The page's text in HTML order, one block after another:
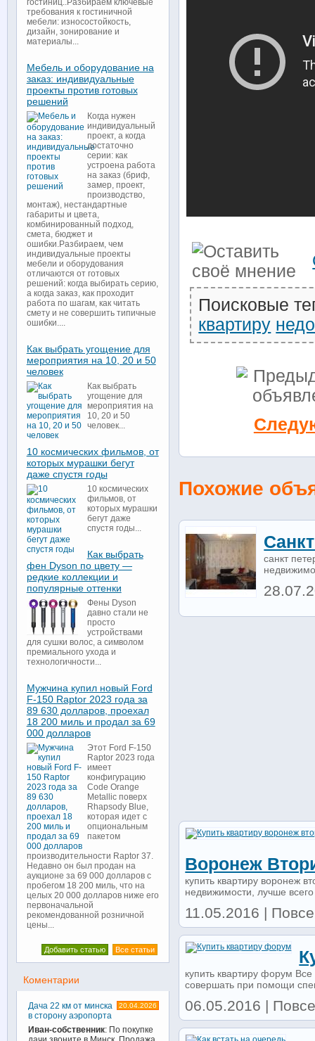
Поисковые
квартиру
Похожие
санкт
Воронеж
купить квартиру воронеж
недвижимости, лучше
11.05.2016 |
купить квартиру форум
совершать при помощи
06.05.2016 |
гостиниц..Разбираем ключевые
требования к гостиничной
мебели: износостойкость,
дизайн, зонирование и
материалы...
Мебель и оборудование на
заказ: индивидуальные
проекты против готовых
решений
Когда нужен
индивидуальный
проект, а когда
достаточно
серии: как
устроена работа
на заказ (бриф,
замер, проект,
производство,
монтаж), нестандартные
габариты и цвета,
комбинированный подход,
смета, бюджет и
ошибки.Разбираем, чем
индивидуальные проекты
мебели и оборудования
отличаются от готовых
решений: когда выбирать серию,
а когда заказ, как проходит
работа по шагам, как читать
смету и не совершить типичные
ошибки....
Как выбрать угощение для
мероприятия на 10, 20 и 50
человек
Как выбрать
угощение для
мероприятия на
10, 20 и 50
человек...
10 космических фильмов, от
которых мурашки бегут
даже спустя годы
10 космических
фильмов, от
которых мурашки
бегут даже
спустя годы...
Как выбрать
фен Dyson по цвету —
редкие коллекции и
популярные оттенки
Фены Dyson
давно стали не
просто
устройствами
для сушки волос, а символом
премиального ухода и
технологичности...
Мужчина купил новый Ford
F-150 Raptor 2023 года за
89 630 долларов, проехал
18 200 миль и продал за 69
000 долларов
Этот Ford F-150
Raptor 2023 года
имеет
конфигурацию
Code Orange
Metallic поверх
Rhapsody Blue,
которая идет с
опциональным
пакетом
производительности Raptor 37.
Недавно он был продан на
аукционе за 69 000 долларов с
пробегом 18 200 миль, что на
целых 20 000 долларов ниже его
первоначальной
рекомендованной розничной
цены...
Все статьи
Добавить статью
Коментарии
20.04.2026
Дача 22 км от минска
в сторону аэропорта
Иван-собственник: По покупке